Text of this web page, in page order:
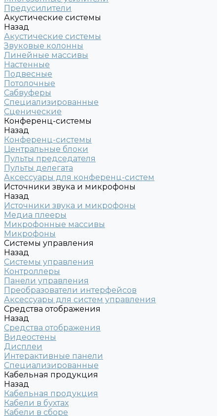
Предусилители
Акустические системы
Назад
Акустические системы
Звуковые колонны
Линейные массивы
Настенные
Подвесные
Потолочные
Сабвуферы
Специализированные
Сценические
Конференц-системы
Назад
Конференц-системы
Центральные блоки
Пульты председателя
Пульты делегата
Аксессуары для конференц-систем
Источники звука и микрофоны
Назад
Источники звука и микрофоны
Медиа плееры
Микрофонные массивы
Микрофоны
Системы управления
Назад
Системы управления
Контроллеры
Панели управления
Преобразователи интерфейсов
Аксессуары для систем управления
Средства отображения
Назад
Средства отображения
Видеостены
Дисплеи
Интерактивные панели
Специализированные
Кабельная продукция
Назад
Кабельная продукция
Кабели в бухтах
Кабели в сборе